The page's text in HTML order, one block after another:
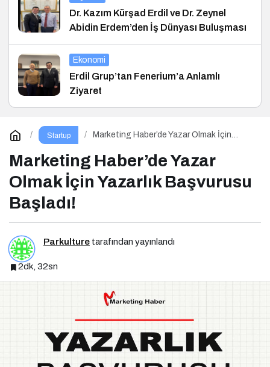
Dr. Kazım Kürşad Erdil ve Dr. Zeynel
Abidin Erdem’den İş Dünyası Buluşması
Ekonomi
Erdil Grup’tan Fenerium’a Anlamlı
Ziyaret
Startup
Marketing Haber’de Yazar Olmak İçin
Marketing Haber’de Yazar
Olmak İçin Yazarlık Başvurusu
Başladı!
Parkulture tarafından yayınlandı
2dk, 32sn